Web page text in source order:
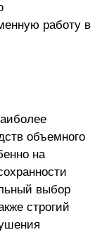
работу в
объемного
на
выбор
строгий